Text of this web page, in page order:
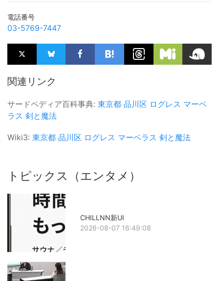
電話番号
03-5769-7447
関連リンク
サードペディア百科事典: 東京都 品川区 ログレス マーベ
ラス 剣と魔法
Wiki3: 東京都 品川区 ログレス マーベラス 剣と魔法
トピックス（エンタメ）
CHILLNN新UI
2026-08-07 16:49:08